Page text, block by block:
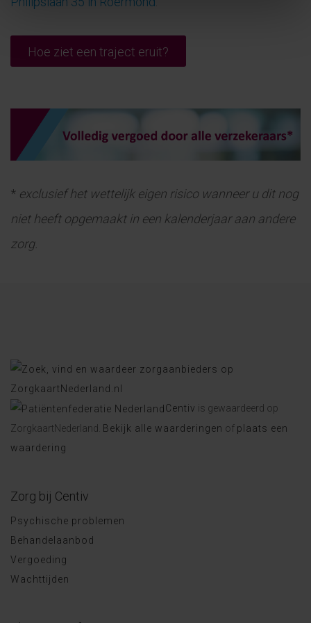
Hoe ziet een traject eruit?
* exclusief het wettelijk eigen risico wanneer u dit nog
niet heeft opgemaakt in een kalenderjaar aan andere
zorg.
Centiv is gewaardeerd op
ZorgkaartNederland.
Bekijk alle waarderingen of plaats een
waardering
Zorg bij Centiv
Psychische problemen
Behandelaanbod
Vergoeding
Wachttijden